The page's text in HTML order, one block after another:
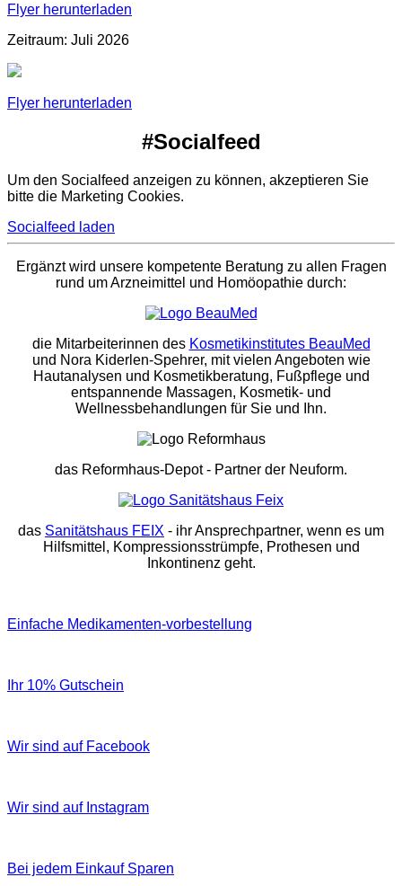
Flyer herunterladen
Zeitraum: Juli 2026
Flyer herunterladen
#Socialfeed
Um den Socialfeed anzeigen zu können, akzeptieren Sie
bitte die Marketing Cookies.
Socialfeed laden
Ergänzt wird unsere kompetente Beratung zu allen Fragen
rund um Arzneimittel und Homöopathie durch:
die Mitarbeiterinnen des Kosmetikinstitutes BeauMed
und Nora Kiderlen-Spehrer, mit vielen Angeboten wie
Hautanalysen und Kosmetikberatung, Fußpflege und
entspannende Massagen, Kosmetik- und
Wellnessbehandlungen für Sie und Ihn.
das Reformhaus-Depot- Partner der Neuform.
das Sanitätshaus FEIX - ihr Ansprechpartner, wenn es um
Hilfsmittel, Kompressionsstrümpfe, Prothesen und
Inkontinenz geht.
Einfache Medikamenten-vorbestellung
Ihr 10% Gutschein
Wir sind auf Facebook
Wir sind auf Instagram
Bei jedem Einkauf Sparen